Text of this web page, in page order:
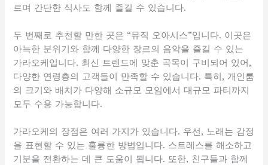
르며 간단한 식사도 함께 즐길 수 있습니다.
두 번째로 추천할 만한 곳은 “뮤직 오아시스”입니다. 이곳은
아늑한 분위기와 함께 다양한 장르의 음악을 즐길 수 있는
가라오케입니다. 최신 트렌드에 맞춘 곡목이 구비되어 있어,
다양한 연령층의 고객들이 만족할 수 있습니다. 특히, 개인룸
의 크기와 배치가 다양해 소규모 모임에서 대규모 파티까지
모두 수용 가능합니다.
가라오케의 장점은 여러 가지가 있습니다. 우선, 노래는 감정
을 표현할 수 있는 훌륭한 방법입니다. 스트레스를 해소하고
기분을 전환하는 데 큰 도움이 됩니다. 또한, 친구들과 함께